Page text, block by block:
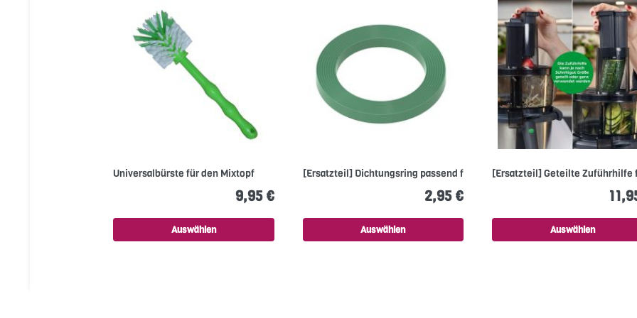
Universalbürste für den Mixtopf
9,95 €
Auswählen
[Ersatzteil] Dichtungsring passend für...
2,95 €
Auswählen
[Ersatzteil] Geteilte Zuführhilfe
Auswählen